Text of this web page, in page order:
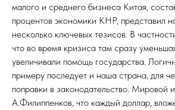
малого и среднего бизнеса Китая,
процентов экономики КНР, представил
несколько ключевых тезисов. В
что во время кризиса там сразу
увеличивали помощь государства.
примеру последует и наша страна, для
поправки в законодательство. Мировой
А.Филиппенков, что каждый доллар,